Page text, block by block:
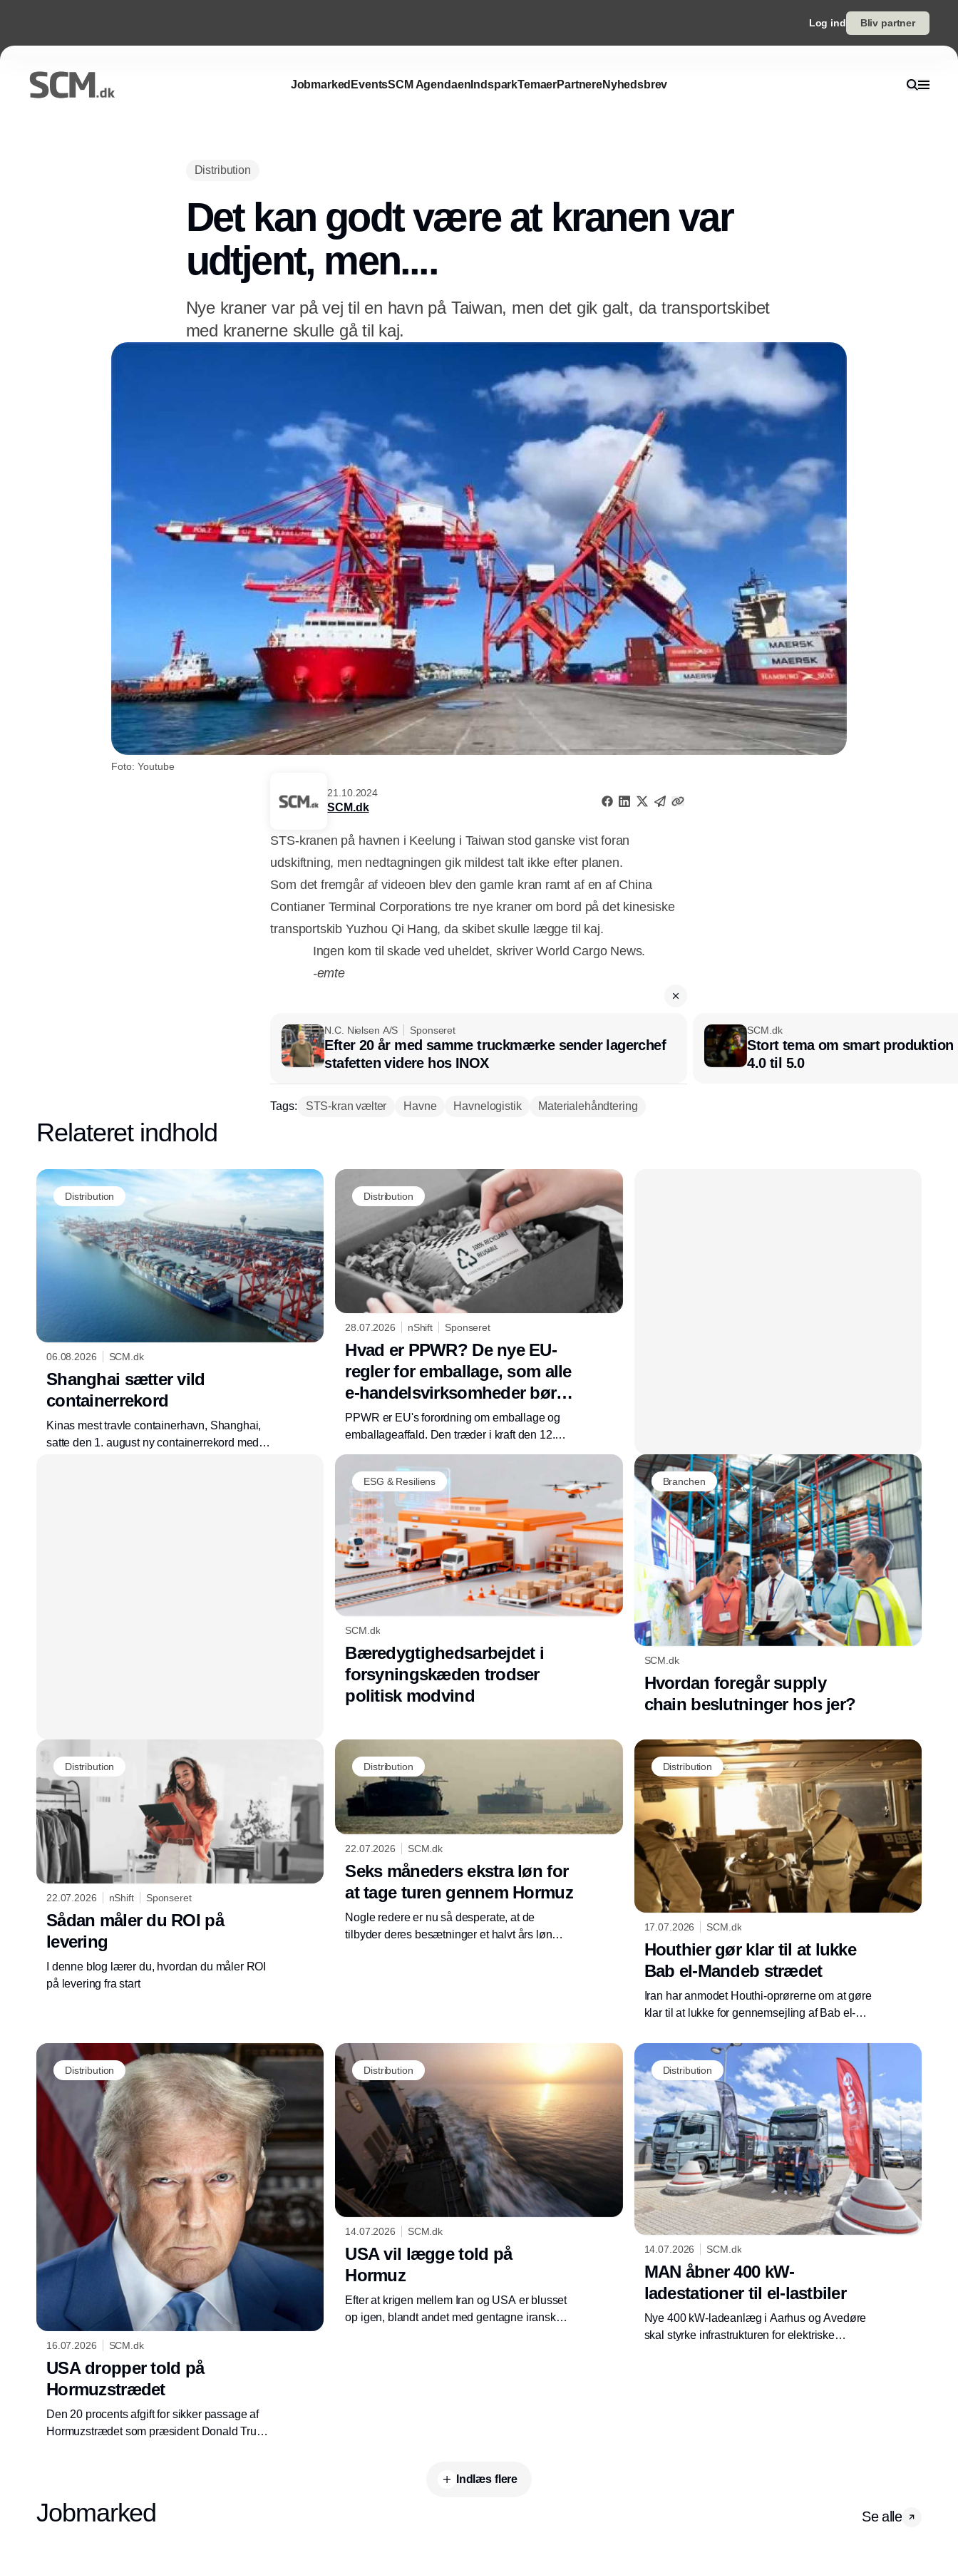
Log ind Bliv partner
Jobmarked EventsSCM Agendaen IndsparkTemaerPartnereNyhedsbrev
Distribution
Det kan godt være at kranen var
udtjent, men....
Nye kraner var på vej til en havn på Taiwan, men det gik galt, da transportskibet
med kranerne skulle gå til kaj.
Foto: Youtube
21.10.2024
SCM.dk
STS-kranen på havnen i Keelung i Taiwan stod ganske vist foran
udskiftning, men nedtagningen gik mildest talt ikke efter planen.
Som det fremgår af videoen blev den gamle kran ramt af en af China
Contianer Terminal Corporations tre nye kraner om bord på det kinesiske
transportskib Yuzhou Qi Hang, da skibet skulle lægge til kaj.
Ingen kom til skade ved uheldet, skriver World Cargo News.
-emte
N.C. Nielsen A/S Sponseret
Efter 20 år med samme truckmærke sender lagerchef
stafetten videre hos INOX
SCM.dk
Stort tema om smart
4.0 til 5.0
Tags: STS-kran vælter Havne Havnelogistik Materialehåndtering
Relateret indhold
Distribution
06.08.2026 SCM.dk
Shanghai sætter vild
containerrekord
Kinas mest travle containerhavn, Shanghai,
satte den 1. august ny containerrekord med
Distribution
28.07.2026 nShift Sponseret
Hvad er PPWR? De nye EU-
regler for emballage, som alle
e-handelsvirksomheder bør
kende før august 2026
PPWR er EU's forordning om emballage og
emballageaffald. Den træder i kraft den 12.
august 2026 og dækker alle virksomheder, der
bringer emballage på EU-markedet, hvilket
betyder æsken, hulrummet og etiketten på
hver pakke, du sender.
ESG & Resiliens
SCM.dk
Bæredygtighedsarbejdet i
forsyningskæden trodser
politisk modvind
Branchen
SCM.dk
Hvordan foregår supply
chain beslutninger hos jer?
Distribution
22.07.2026 nShift Sponseret
Sådan måler du ROI på
levering
I denne blog lærer du, hvordan du måler ROI
på levering fra start
Distribution
22.07.2026 SCM.dk
Seks måneders ekstra løn for
at tage turen gennem Hormuz
Nogle redere er nu så desperate, at de
tilbyder deres besætninger et halvt års løn
Distribution
17.07.2026 SCM.dk
Houthier gør klar til at lukke
Bab el-Mandeb strædet
Iran har anmodet Houthi-oprørerne om at gøre
klar til at lukke for gennemsejling af Bab el-
gennem Det Røde Hav. Ordren til at lukke
strædet vil ifølge anonyme kilder tæt på det
iranske styre blive givet, hvis USA angriber
den iranske energiforsyning.
Distribution
16.07.2026 SCM.dk
USA dropper told på
Hormuzstrædet
Den 20 procents afgift for sikker passage af
Hormuzstrædet som præsident Donald Trump
Distribution
14.07.2026 SCM.dk
USA vil lægge told på
Hormuz
Efter at krigen mellem Iran og USA er blusset
op igen, blandt andet med gentagne iranske
Distribution
14.07.2026 SCM.dk
MAN åbner 400 kW-
ladestationer til el-lastbiler
Nye 400 kW-ladeanlæg i Aarhus og Avedøre
skal styrke infrastrukturen for elektriske
Indlæs flere
Jobmarked Se alle